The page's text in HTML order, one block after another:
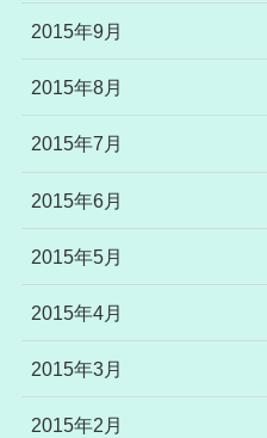
2015年9月
2015年8月
2015年7月
2015年6月
2015年5月
2015年4月
2015年3月
2015年2月